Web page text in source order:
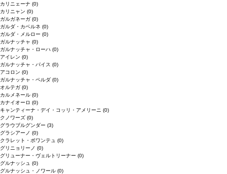
カリニェーナ (0)
カリニャン (0)
ガルガネーガ (0)
ガルダ・カベルネ (0)
ガルダ・メルロー (0)
ガルナッチャ (0)
ガルナッチャ・ローハ (0)
アイレン (0)
ガルナッチャ・パイス (0)
アコロン (0)
ガルナッチャ・ペルダ (0)
オルテガ (0)
カルメネール (0)
カナイオーロ (0)
キャンティーナ・デイ・コッリ・アメリーニ (0)
クノワーズ (0)
グラウブルグンダー (3)
グラシアーノ (0)
クラレット・ボワンテュ (0)
グリニョリーノ (0)
グリューナー・ヴェルトリーナー (0)
グルナッシュ (0)
グルナッシュ・ノワール (0)